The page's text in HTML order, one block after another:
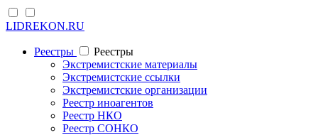
LIDREKON.RU
Реестры
Реестры
Экстремистские материалы
Экстремистские ссылки
Экстремистские организации
Реестр иноагентов
Реестр НКО
Реестр СОНКО